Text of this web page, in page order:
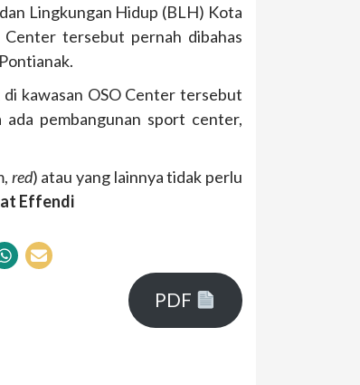
Lingkungan Hidup (BLH) Kota
Center tersebut pernah dibahas
kawasan OSO Center tersebut
pembangunan sport center,
red) atau yang lainnya tidak perlu
Effendi
PDF